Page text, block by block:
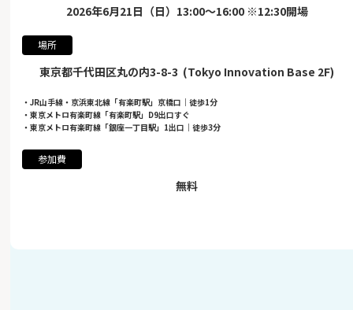
2026年6月21日（日）13:00〜16:00 ※12:30開場
場所
東京都千代田区丸の内3-8-3 (Tokyo Innovation Base 2F)
・JR山手線・京浜東北線「有楽町駅」京橋口｜徒歩1分
・東京メトロ有楽町線「有楽町駅」D9出口すぐ
・東京メトロ有楽町線「銀座一丁目駅」1出口｜徒歩3分
参加費
無料